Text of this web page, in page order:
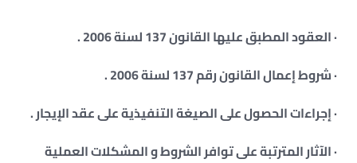
· العقود المطبق عليها القانون 137 لسنة 2006 .
· شروط إعمال القانون رقم 137 لسنة 2006 .
· إجراءات الحصول على الصيغة التنفيذية على عقد الإيجار .
· الآثار المترتبة على توافر الشروط و المشكلات العملية